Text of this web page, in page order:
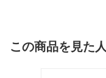
この商品を見た